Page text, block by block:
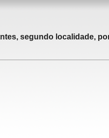
segundo localidade,